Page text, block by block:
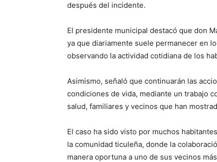
después del incidente.
El presidente municipal destacó que don
ya que diariamente suele permanecer en
observando la actividad cotidiana de los
Asimismo, señaló que continuarán las
condiciones de vida, mediante un trabajo
salud, familiares y vecinos que han
El caso ha sido visto por muchos
la comunidad ticuleña, donde la
manera oportuna a uno de sus vecinos